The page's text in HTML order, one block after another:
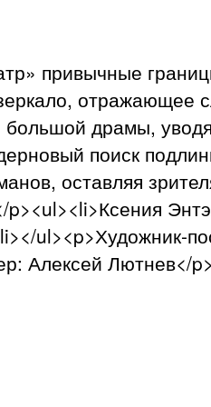
привычные
отражающее
большой драмы,
поиск
оставляя
ul><p>Художник-
Алексей Лютнев</p>